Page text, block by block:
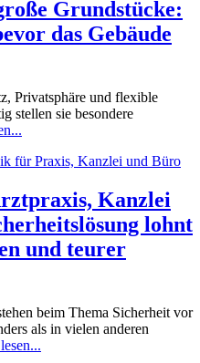
Grundstücke:
das Gebäude
Privatsphäre und flexible
stellen sie besondere
Kanzlei
lohnt
und teurer
beim Thema Sicherheit vor
als in vielen anderen